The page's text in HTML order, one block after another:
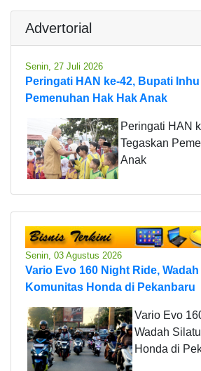
Advertorial
Senin, 27 Juli 2026
Peringati HAN ke-42, Bupati
Pemenuhan Hak Hak Anak
Peringati HAN
Tegaskan
Anak
Senin, 03 Agustus 2026
Vario Evo 160 Night Ride,
Komunitas Honda di Pekanbaru
Vario Evo
Wadah
Honda di